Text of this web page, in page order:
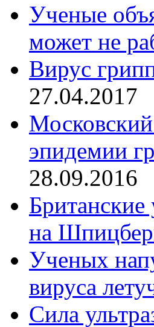
Ученые
может не
Вирус
27.04.2017
эпидемии
28.09.2016
на
Ученых
вируса
Сила